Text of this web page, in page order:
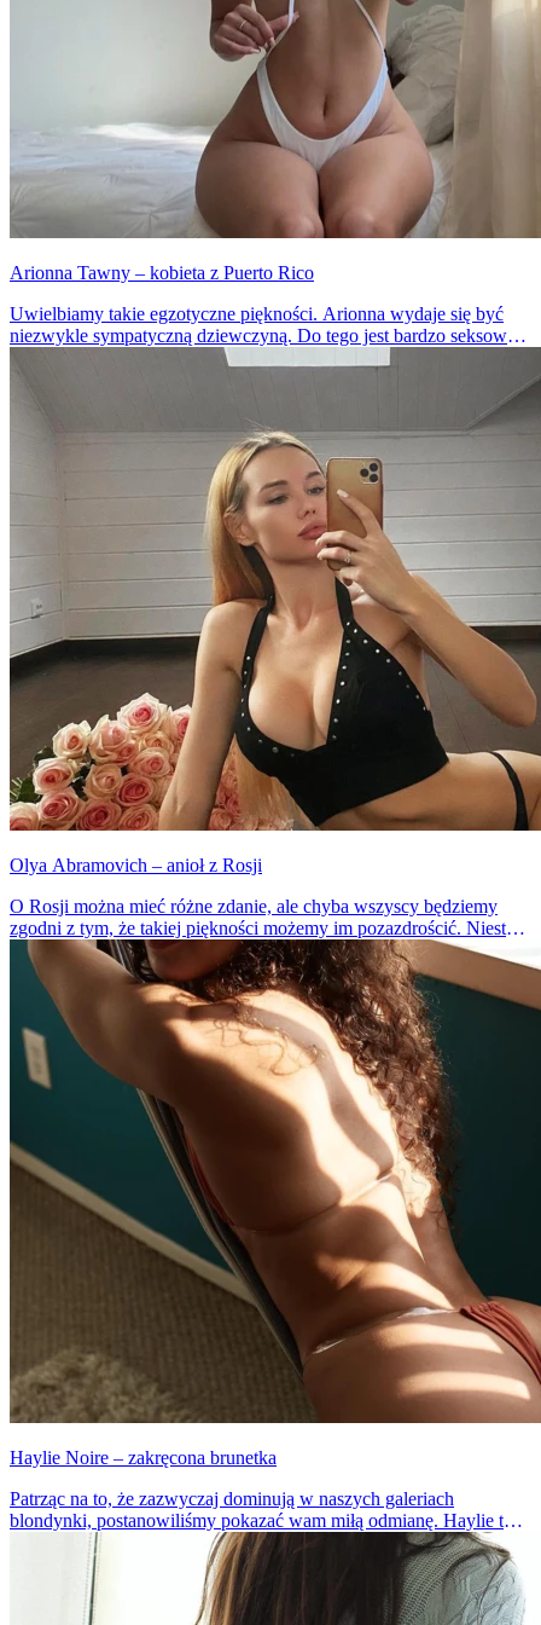
Arionna Tawny – kobieta z Puerto Rico
Uwielbiamy takie egzotyczne piękności. Arionna wydaje się być
niezwykle sympatyczną dziewczyną. Do tego jest bardzo seksowna
i gorąca. Nie wiem jak wy, ale my nie możemy oderwać od niej
wzroku.
Olya Abramovich – anioł z Rosji
O Rosji można mieć różne zdanie, ale chyba wszyscy będziemy
zgodni z tym, że takiej piękności możemy im pozazdrościć. Niestety
od Olyi dzieli nas ok. 2800 km, tak więc pozostaje jedynie patrzenie
się w monitor.
Haylie Noire – zakręcona brunetka
Patrząc na to, że zazwyczaj dominują w naszych galeriach
blondynki, postanowiliśmy pokazać wam miłą odmianę. Haylie to
piękna kobieta o cudownych, kręconych włosach. Chyba nie da się
od niej oderwać wzroku, przynajmniej nam się jeszcze nie udało.